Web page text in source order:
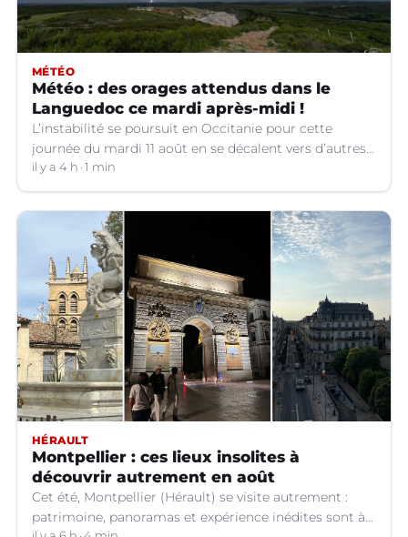
MÉTÉO
Météo : des orages attendus dans le
Languedoc ce mardi après-midi !
L’instabilité se poursuit en Occitanie pour cette
journée du mardi 11 août en se décalent vers d’autres
départements.
il y a 4 h 1 min
HÉRAULT
Montpellier : ces lieux insolites à
découvrir autrement en août
Cet été, Montpellier (Hérault) se visite autrement :
patrimoine, panoramas et expérience inédites sont à